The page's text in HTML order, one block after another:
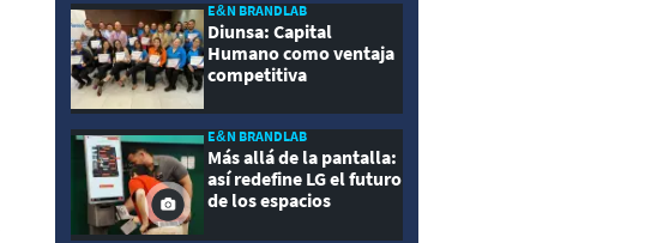
E&N BRANDLAB
Diunsa: Capital
Humano como ventaja
competitiva
E&N BRANDLAB
Más allá de la pantalla:
así redefine LG el futuro
de los espacios